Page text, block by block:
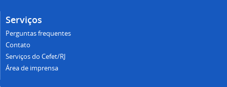
Serviços
Perguntas frequentes
Contato
Serviços do Cefet/RJ
Área de imprensa